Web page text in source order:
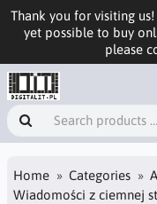
Thank you for visiting
yet possible to buy
please
Home Categories
Wiadomości z ciemnej